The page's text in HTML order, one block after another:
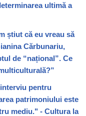
ultimă a
știut că eu vreau să
Cărbunariu,
de “național”. Ce
pentru
patrimoniului este
mediu." - Cultura la